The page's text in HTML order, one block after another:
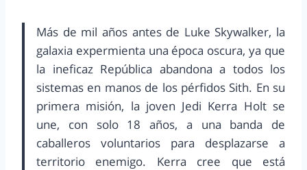
Más de mil años antes de Luke Skywalker, la
galaxia expermienta una época oscura, ya que
la ineficaz República abandona a todos los
sistemas en manos de los pérfidos Sith. En su
primera misión, la joven Jedi Kerra Holt se
une, con solo 18 años, a una banda de
caballeros voluntarios para desplazarse a
territorio enemigo. Kerra cree que está